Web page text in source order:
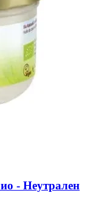
-​ Неутрален